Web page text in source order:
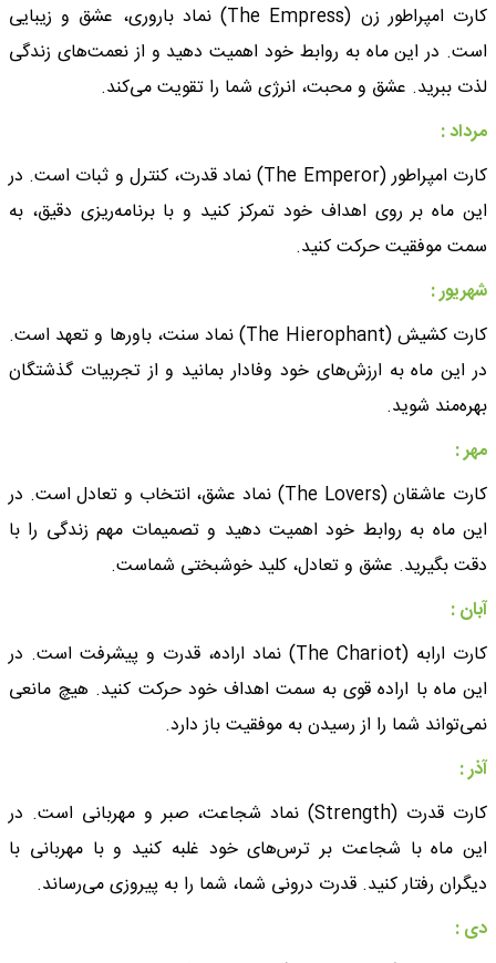
کارت امپراطور زن (The Empress) نماد باروری، عشق و زیبایی
است. در این ماه به روابط خود اهمیت دهید و از نعمت‌های زندگی
لذت ببرید. عشق و محبت، انرژی شما را تقویت می‌کند.
مرداد :
کارت امپراطور (The Emperor) نماد قدرت، کنترل و ثبات است. در
این ماه بر روی اهداف خود تمرکز کنید و با برنامه‌ریزی دقیق، به
سمت موفقیت حرکت کنید.
شهریور :
کارت کشیش (The Hierophant) نماد سنت، باورها و تعهد است.
در این ماه به ارزش‌های خود وفادار بمانید و از تجربیات گذشتگان
بهره‌مند شوید.
مهر :
کارت عاشقان (The Lovers) نماد عشق، انتخاب و تعادل است. در
این ماه به روابط خود اهمیت دهید و تصمیمات مهم زندگی را با
دقت بگیرید. عشق و تعادل، کلید خوشبختی شماست.
آبان :
کارت ارابه (The Chariot) نماد اراده، قدرت و پیشرفت است. در
این ماه با اراده قوی به سمت اهداف خود حرکت کنید. هیچ مانعی
نمی‌تواند شما را از رسیدن به موفقیت باز دارد.
آذر :
کارت قدرت (Strength) نماد شجاعت، صبر و مهربانی است. در
این ماه با شجاعت بر ترس‌های خود غلبه کنید و با مهربانی با
دیگران رفتار کنید. قدرت درونی شما، شما را به پیروزی می‌رساند.
دی :